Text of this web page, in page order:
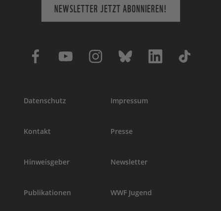
NEWSLETTER JETZT ABONNIEREN!
Datenschutz Impressum
Kontakt Presse
Hinweisgeber Newsletter
Publikationen WWF Jugend